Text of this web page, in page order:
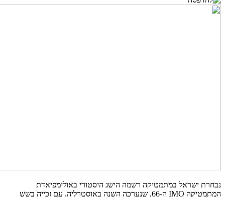
נבחרת ישראל במתמטיקה רשמה הישג היסטורי באולימפיאדת
המתמטיקה IMO ה-66, שנערכה השנה באוסטרליה, עם זכייה בשש